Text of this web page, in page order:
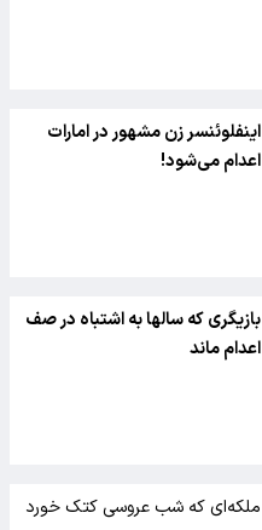
اینفلوئنسر زن مشهور در امارات
اعدام می‌شود!
بازیگری که سالها به اشتباه در صف
اعدام ماند
ملکه‌ای که شب عروسی کتک خورد